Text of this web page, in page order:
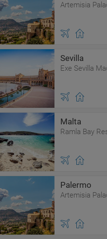
Artemisia
Sevilla
Exe Sevilla
Malta
Ramla Bay
Palermo
Artemisia